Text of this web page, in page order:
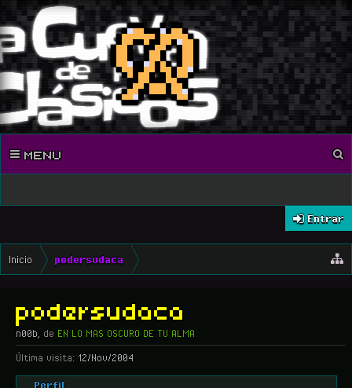
MENU
Entrar
Inicio podersudaca
podersudaca
n00b de EN LO MAS OSCURO DE TU ALMA
Última visita: 12/Nov/2004
Perfil